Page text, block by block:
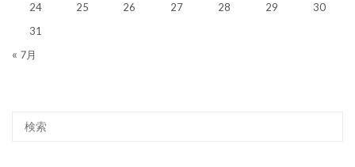
24
25 26 27 28 29
30
31
« 7月